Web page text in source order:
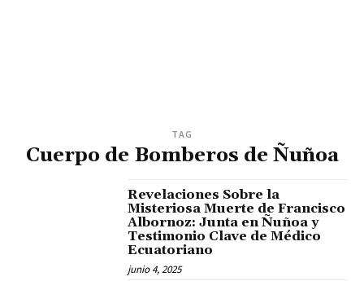
TAG
Cuerpo de Bomberos de Ñuñoa
Revelaciones Sobre la
Misteriosa Muerte de Francisco
Albornoz: Junta en Ñuñoa y
Testimonio Clave de Médico
Ecuatoriano
junio 4, 2025